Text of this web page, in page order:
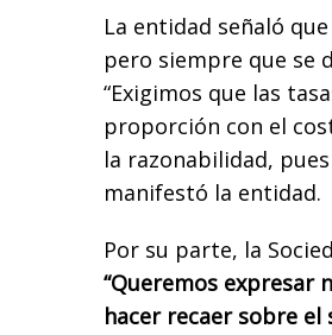
La entidad señaló
pero siempre que se
“Exigimos que las
proporción con el
la razonabilidad,
manifestó la entidad.
Por su parte, la
“Queremos expresar
hacer recaer sobre